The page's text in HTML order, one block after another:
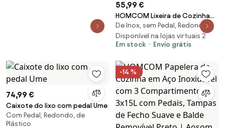
55,99 €
HOMCOM Lixeira de Cozinha
Automática 12 L em Aço
Inoxidável Lixeira com Sensor
com Tampa 28x22x41 cm Prata |
De Inox, sem Pedal, Redondo
Disponível na lojas virtuais 2
Em stock
Envio grátis
74,99 €
Caixote do lixo com pedal Ume
Com Pedal, Redondo, de
Plástico
-14 %